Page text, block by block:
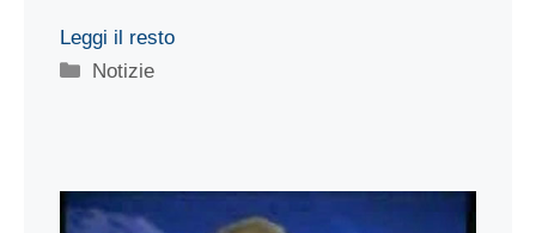
Leggi il resto
Categorie
Notizie